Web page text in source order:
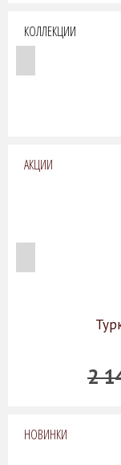
КОЛЛЕКЦИИ
АКЦИИ
2
НОВИНКИ